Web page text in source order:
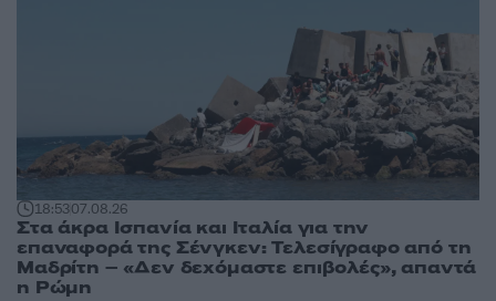
18:5307.08.26
Στα άκρα Ισπανία και Ιταλία για την
επαναφορά της Σένγκεν: Τελεσίγραφο από τη
Μαδρίτη – «Δεν δεχόμαστε επιβολές», απαντά
η Ρώμη